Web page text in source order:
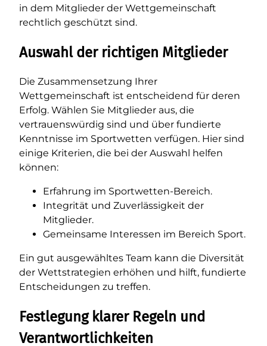
in dem Mitglieder der Wettgemeinschaft
rechtlich geschützt sind.
Auswahl der richtigen Mitglieder
Die Zusammensetzung Ihrer
Wettgemeinschaft ist entscheidend für deren
Erfolg. Wählen Sie Mitglieder aus, die
vertrauenswürdig sind und über fundierte
Kenntnisse im Sportwetten verfügen. Hier sind
einige Kriterien, die bei der Auswahl helfen
können:
Erfahrung im Sportwetten-Bereich.
Integrität und Zuverlässigkeit der
Mitglieder.
Gemeinsame Interessen im Bereich Sport.
Ein gut ausgewähltes Team kann die Diversität
der Wettstrategien erhöhen und hilft, fundierte
Entscheidungen zu treffen.
Festlegung klarer Regeln und
Verantwortlichkeiten